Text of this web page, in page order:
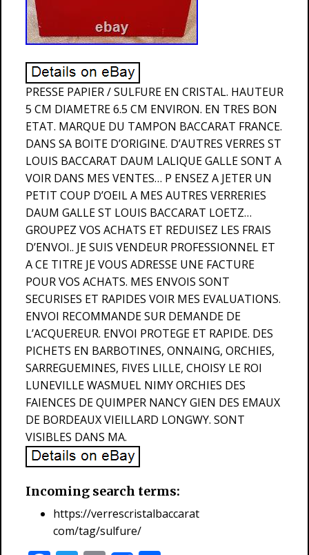
PRESSE PAPIER / SULFURE EN CRISTAL. HAUTEUR
5 CM DIAMETRE 6.5 CM ENVIRON. EN TRES BON
ETAT. MARQUE DU TAMPON BACCARAT FRANCE.
DANS SA BOITE D’ORIGINE. D’AUTRES VERRES ST
LOUIS BACCARAT DAUM LALIQUE GALLE SONT A
VOIR DANS MES VENTES… P ENSEZ A JETER UN
PETIT COUP D’OEIL A MES AUTRES VERRERIES
DAUM GALLE ST LOUIS BACCARAT LOETZ…
GROUPEZ VOS ACHATS ET REDUISEZ LES FRAIS
D’ENVOI.. JE SUIS VENDEUR PROFESSIONNEL ET
A CE TITRE JE VOUS ADRESSE UNE FACTURE
POUR VOS ACHATS. MES ENVOIS SONT
SECURISES ET RAPIDES VOIR MES EVALUATIONS.
ENVOI RECOMMANDE SUR DEMANDE DE
L’ACQUEREUR. ENVOI PROTEGE ET RAPIDE. DES
PICHETS EN BARBOTINES, ONNAING, ORCHIES,
SARREGUEMINES, FIVES LILLE, CHOISY LE ROI
LUNEVILLE WASMUEL NIMY ORCHIES DES
FAIENCES DE QUIMPER NANCY GIEN DES EMAUX
DE BORDEAUX VIEILLARD LONGWY. SONT
VISIBLES DANS MA.
Incoming search terms:
https://verrescristalbaccarat
com/tag/sulfure/